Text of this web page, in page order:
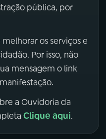
pública, por
melhorar os serviços e
Por isso, não
mensagem o link
a Ouvidoria da
Clique aqui.